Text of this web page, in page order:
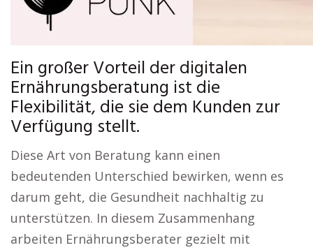
Ein großer Vorteil der digitalen
Ernährungsberatung ist die
Flexibilität, die sie dem Kunden zur
Verfügung stellt.
Diese Art von Beratung kann einen
bedeutenden Unterschied bewirken, wenn es
darum geht, die Gesundheit nachhaltig zu
unterstützen. In diesem Zusammenhang
arbeiten Ernährungsberater gezielt mit